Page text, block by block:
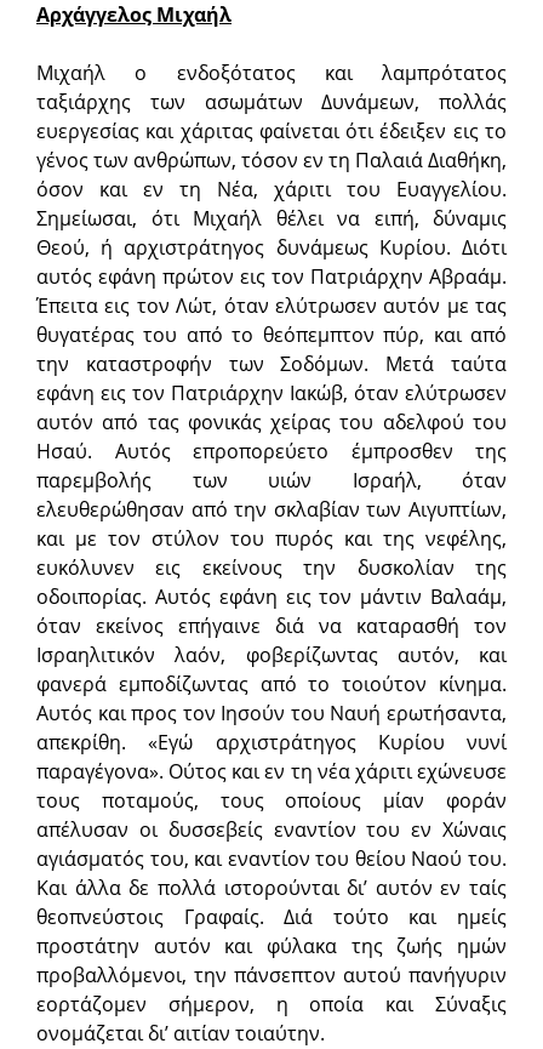
Αρχάγγελος Μιχαήλ
Μιχαήλ ο ενδοξότατος και λαμπρότατος
ταξιάρχης των ασωμάτων Δυνάμεων, πολλάς
ευεργεσίας και χάριτας φαίνεται ότι έδειξεν εις το
γένος των ανθρώπων, τόσον εν τη Παλαιά Διαθήκη,
όσον και εν τη Νέα, χάριτι του Ευαγγελίου.
Σημείωσαι, ότι Μιχαήλ θέλει να ειπή, δύναμις
Θεού, ή αρχιστράτηγος δυνάμεως Kυρίου. Διότι
αυτός εφάνη πρώτον εις τον Πατριάρχην Αβραάμ.
Έπειτα εις τον Λώτ, όταν ελύτρωσεν αυτόν με τας
θυγατέρας του από το θεόπεμπτον πύρ, και από
την καταστροφήν των Σοδόμων. Μετά ταύτα
εφάνη εις τον Πατριάρχην Ιακώβ, όταν ελύτρωσεν
αυτόν από τας φονικάς χείρας του αδελφού του
Ησαύ. Αυτός επροπορεύετο έμπροσθεν της
παρεμβολής των υιών Ισραήλ, όταν
ελευθερώθησαν από την σκλαβίαν των Αιγυπτίων,
και με τον στύλον του πυρός και της νεφέλης,
ευκόλυνεν εις εκείνους την δυσκολίαν της
οδοιπορίας. Αυτός εφάνη εις τον μάντιν Βαλαάμ,
όταν εκείνος επήγαινε διά να καταρασθή τον
Ισραηλιτικόν λαόν, φοβερίζωντας αυτόν, και
φανερά εμποδίζωντας από το τοιούτον κίνημα.
Αυτός και προς τον Ιησούν του Ναυή ερωτήσαντα,
απεκρίθη. «Εγώ αρχιστράτηγος Κυρίου νυνί
παραγέγονα». Ούτος και εν τη νέα χάριτι εχώνευσε
τους ποταμούς, τους οποίους μίαν φοράν
απέλυσαν οι δυσσεβείς εναντίον του εν Χώναις
αγιάσματός του, και εναντίον του θείου Ναού του.
Και άλλα δε πολλά ιστορούνται δι’ αυτόν εν ταίς
θεοπνεύστοις Γραφαίς. Διά τούτο και ημείς
προστάτην αυτόν και φύλακα της ζωής ημών
προβαλλόμενοι, την πάνσεπτον αυτού πανήγυριν
εορτάζομεν σήμερον, η οποία και Σύναξις
ονομάζεται δι’ αιτίαν τοιαύτην.